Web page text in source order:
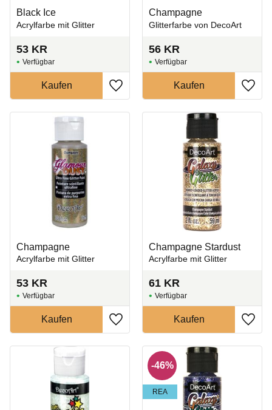
Black Ice
Acrylfarbe mit Glitter
53 KR
Zu Favoriten hinzufügen
Champagne
Glitterfarbe von DecoArt
56 KR
Zu
Champagne
Acrylfarbe mit Glitter
53 KR
Zu Favoriten hinzufügen
Champagne Stardust
Acrylfarbe mit Glitter
61 KR
Zu
46%
REA